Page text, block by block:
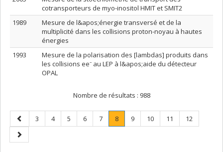
cotransporteurs de myo-inositol HMIT et SMIT2
1989
Mesure de l&apos;énergie transversé et de la
multiplicité dans les collisions proton-noyau à hautes
énergies
1993
Mesure de la polarisation des [lambdas] produits dans
les collisions ee⁻ au LEP à l&apos;aide du détecteur
OPAL
Nombre de résultats : 988
Page
précédente
Page
3 Page
4 Page
5 Page
6 Page
7 Page
8.
Page
Page
9 Page
10 Page
11 Page
12
Page
suivante